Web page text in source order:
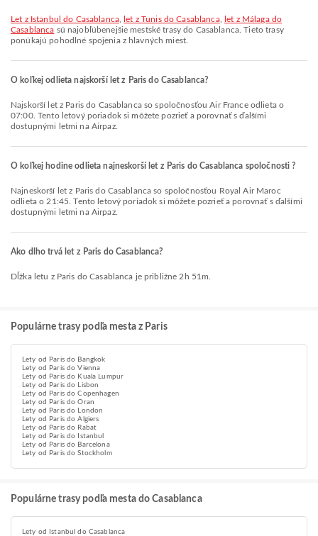
let z Istanbul do Casablanca, let z Tunis do Casablanca,
let z Málaga do
Casablanca sú najobľúbenejšie mestské trasy do Casablanca. Tieto trasy
ponúkajú pohodlné spojenia z hlavných miest.
O koľkej odlieta najskorší let z Paris do Casablanca?
Najskorší let z Paris do Casablanca so spoločnosťou Air France odlieta o
07:00. Tento letový poriadok si môžete pozrieť a porovnať s ďalšími
dostupnými letmi na Airpaz.
O koľkej hodine odlieta najneskorší let z Paris do Casablanca spoločnosti ?
Najneskorší let z Paris do Casablanca so spoločnosťou Royal Air Maroc
odlieta o 21:45. Tento letový poriadok si môžete pozrieť a porovnať s ďalšími
dostupnými letmi na Airpaz.
Ako dlho trvá let z Paris do Casablanca?
Dĺžka letu z Paris do Casablanca je približne 2h 51m.
Populárne trasy podľa mesta z Paris
Lety od Paris do Bangkok
Lety od Paris do Vienna
Lety od Paris do Kuala Lumpur
Lety od Paris do Lisbon
Lety od Paris do Copenhagen
Lety od Paris do Oran
Lety od Paris do London
Lety od Paris do Algiers
Lety od Paris do Rabat
Lety od Paris do Istanbul
Lety od Paris do Barcelona
Lety od Paris do Stockholm
Populárne trasy podľa mesta do Casablanca
Lety od Istanbul do Casablanca